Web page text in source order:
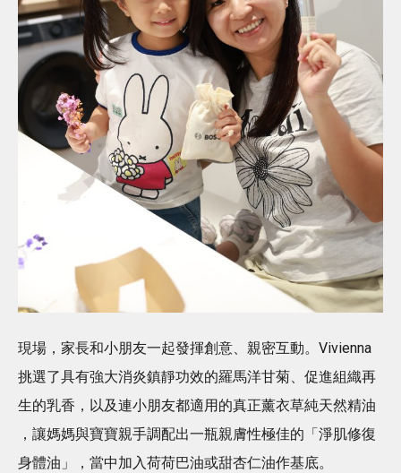
現場，家長和小朋友一起發揮創意、親密互動。Vivienna
挑選了具有強大消炎鎮靜功效的羅馬洋甘菊、促進組織再
生的乳香，以及連小朋友都適用的真正薰衣草純天然精油
，讓媽媽與寶寶親手調配出一瓶親膚性極佳的「淨肌修復
身體油」，當中加入荷荷巴油或甜杏仁油作基底。